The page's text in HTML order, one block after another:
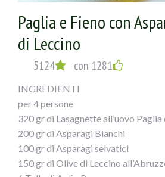
Paglia e Fieno con
di Leccino
5124 con 1281
INGREDIENTI
per 4 persone
320 gr di Lasagnette all’uovo Paglia
200 gr di Asparagi Bianchi
100 gr di Asparagi selvatici
150 gr di Olive di Leccino